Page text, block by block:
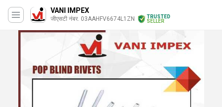
VANI IMPEX
जीएसटी नंबर. 03AAHFV6674L1ZN
TRUSTED
SELLER